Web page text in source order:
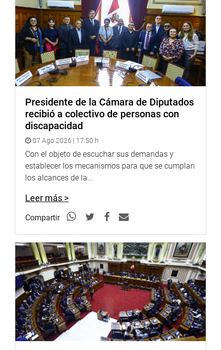
Presidente de la Cámara de Diputados
recibió a colectivo de personas con
discapacidad
07 Ago 2026 | 17:50 h
Con el objeto de escuchar sus demandas y
establecer los mecanismos para que se cumplan
los alcances de la...
Leer más >
Compartir